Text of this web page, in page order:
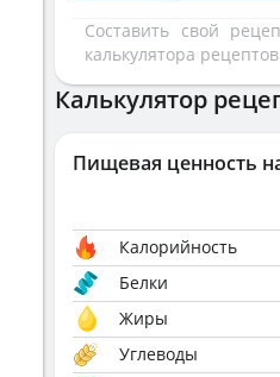
Составить свой
калькулятора
Калькулятор
Пищевая ценность
Калорийность
Белки
Жиры
Углеводы